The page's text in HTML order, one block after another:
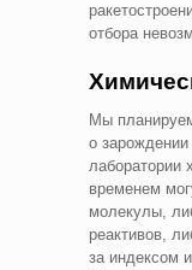
отбора
Мы
о
лаборатории
временем
молекулы,
реактивов,
за индексом